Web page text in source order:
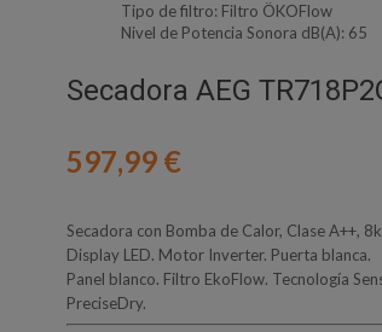
Secadora AEG
597,99 €
Secadora con Bomba de Calor, Clase A++,
Display LED. Motor Inverter. Puerta blanca.
Panel blanco. Filtro EkoFlow. Tecnología
PreciseDry.
Tipo de filtro: Filtro ÖKOFlow
Nivel de Potencia Sonora dB(A): 65